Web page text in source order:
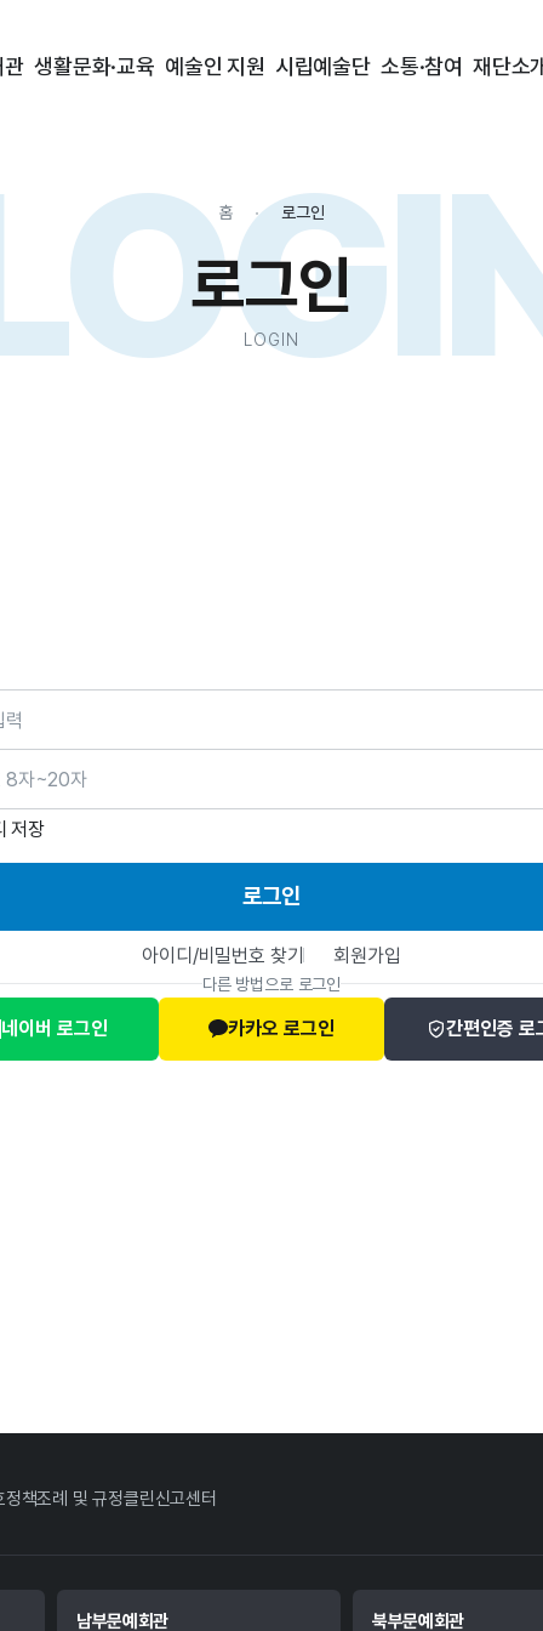
관 생활문화·교육 예술인 지원 시립예술단 소통·참여 재단소
홈 로그인
로그인
LOGIN
저장
로그인
아이디/비밀번호 찾기 회원가입
다른 방법으로 로그인
네이버 로그인 카카오 로그인 간편인증 로
정책조례 및 규정클린신고센터
남부문예회관 북부문예회관